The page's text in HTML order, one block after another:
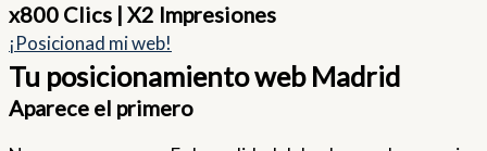
x800 Clics | X2 Impresiones
¡Posicionad mi web!
Tu posicionamiento web Madrid
Aparece el primero